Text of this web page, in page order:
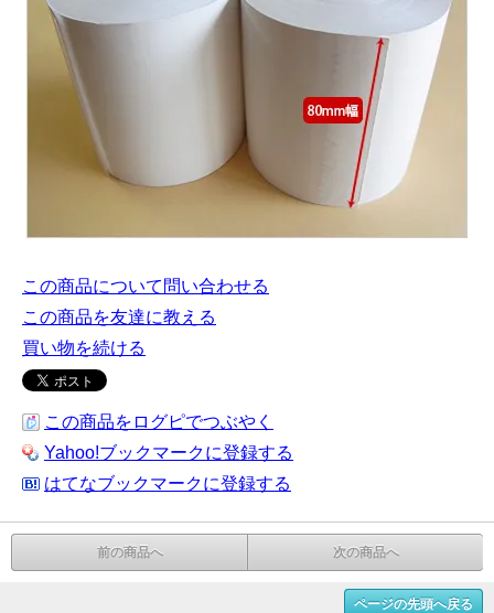
この商品について問い合わせる
この商品を友達に教える
買い物を続ける
この商品をログピでつぶやく
Yahoo!ブックマークに登録する
はてなブックマークに登録する
前の商品へ 次の商品へ
ページの先頭へ戻る